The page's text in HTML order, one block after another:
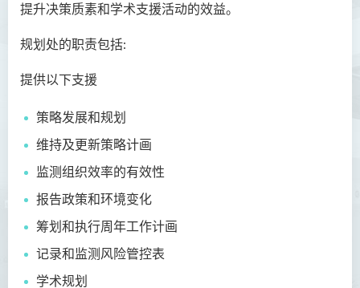
提升决策质素和学术支援活动的效益。
规划处的职责包括:
提供以下支援
策略发展和规划
维持及更新策略计画
监测组织效率的有效性
报告政策和环境变化
筹划和执行周年工作计画
记录和监测风险管控表
学术规划
职能